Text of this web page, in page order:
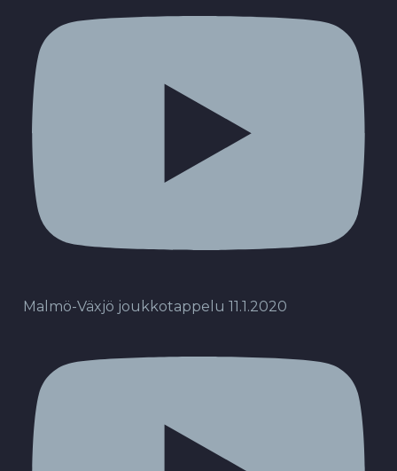
Malmö-Växjö joukkotappelu 11.1.2020